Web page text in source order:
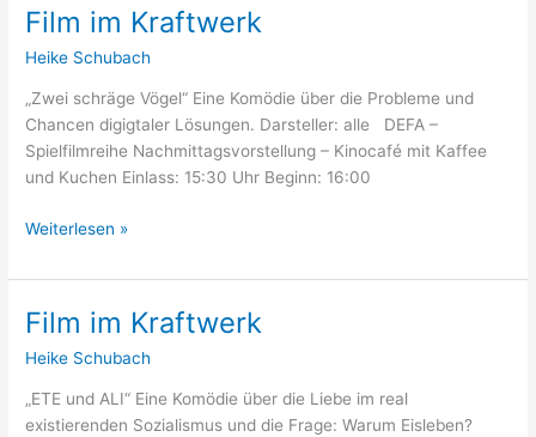
Film im Kraftwerk
Heike Schubach
„Zwei schräge Vögel“ Eine Komödie über die Probleme und
Chancen digigtaler Lösungen. Darsteller: alle DEFA –
Spielfilmreihe Nachmittagsvorstellung – Kinocafé mit Kaffee
und Kuchen Einlass: 15:30 Uhr Beginn: 16:00
Film
Kraftwerk
Weiterlesen »
Film im Kraftwerk
Heike Schubach
„ETE und ALI“ Eine Komödie über die Liebe im real
existierenden Sozialismus und die Frage: Warum Eisleben?
Film
Kraftwerk